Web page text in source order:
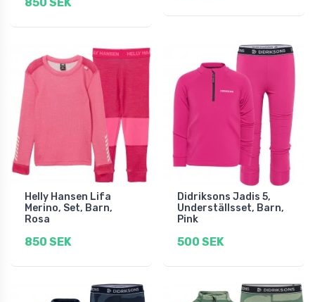
Helly Hansen Lifa
Merino, Set, Barn,
Rosa
850 SEK
Didriksons Jadis 5,
Underställsset, Barn,
Pink
500 SEK